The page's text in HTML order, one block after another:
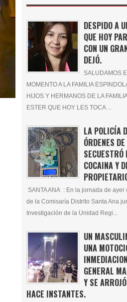
DESPIDO A
QUE HOY
CON UN
DEJÓ.
SALUDAMOS
MOMENTO A LA FAMILIA
HIJOS Y HERMANOS DE LA
ESTER QUE HOY LES TOCA ...
LA POLICÍA
ÓRDENES
SECUESTRÓ
COCAINA Y
SANTA ANA : En la jornada de
de la Comisaría Distrito Santa Ana
Investigación de la Unidad Regi...
UN
UNA
GENERAL
Y SE
HACE INSTANTES.